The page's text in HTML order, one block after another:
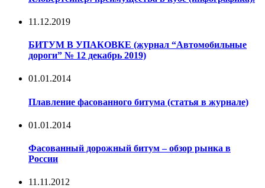
11.12.2019
БИТУМ В УПАКОВКЕ (журнал “Автомобильные
дороги” № 12 декабрь 2019)
01.01.2014
Плавление фасованного битума (статья в журнале)
01.01.2014
Фасованный дорожный битум – обзор рынка в
России
11.11.2012